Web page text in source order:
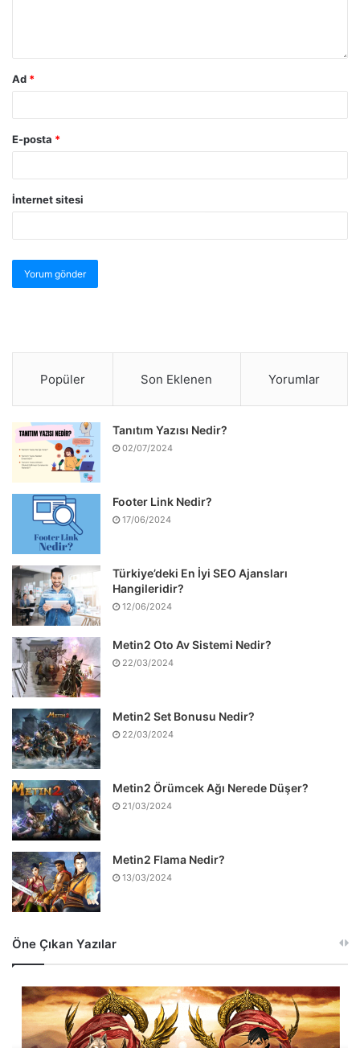
Ad *
E-posta *
İnternet sitesi
Popüler Son Eklenen Yorumlar
Tanıtım Yazısı Nedir?
02/07/2024
Footer Link Nedir?
17/06/2024
Türkiye’deki En İyi SEO Ajansları
Hangileridir?
12/06/2024
Metin2 Oto Av Sistemi Nedir?
22/03/2024
Metin2 Set Bonusu Nedir?
22/03/2024
Metin2 Örümcek Ağı Nerede Düşer?
21/03/2024
Metin2 Flama Nedir?
13/03/2024
Öne Çıkan Yazılar
Metin2
Omuz
Kuşağı
Nasıl